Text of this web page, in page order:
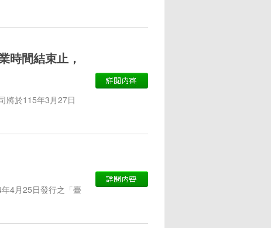
時間結束止，
將於115年3月27日
4月25日發行之「臺